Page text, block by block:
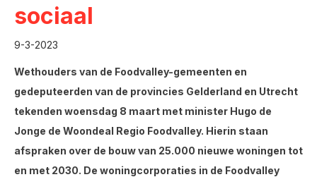
sociaal
9-3-2023
Wethouders van de Foodvalley-gemeenten en
gedeputeerden van de provincies Gelderland en Utrecht
tekenden woensdag 8 maart met minister Hugo de
Jonge de Woondeal Regio Foodvalley. Hierin staan
afspraken over de bouw van 25.000 nieuwe woningen tot
en met 2030. De woningcorporaties in de Foodvalley